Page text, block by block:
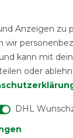
Anzeigen zu
wir
kann mit
oder
DHL